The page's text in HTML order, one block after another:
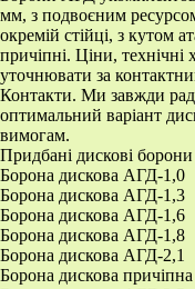
мм, з подвоєним
окремій стійці, з кутом
причіпні. Ціни,
уточнювати за
Контакти. Ми завжди
оптимальний варіант
вимогам.
Придбані дискові
Борона дискова АГД-1,0
Борона дискова АГД-1,3
Борона дискова АГД-1,6
Борона дискова АГД-1,8
Борона дискова АГД-2,1
Борона дискова